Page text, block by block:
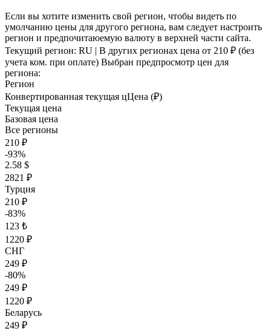
Если вы хотите изменить свой регион, чтобы видеть по
умолчанию цены для другого региона, вам следует настроить
регион и предпочитаюемую валюту в верхней части сайта.
Текущий регион: RU | В других регионах цена от 210 ₽ (без
учета ком. при оплате) Выбран предпросмотр цен для
региона:
Регион
Конвертированная текущая цЦена (₽)
Текущая цена
Базовая цена
Все регионы
210 ₽
-93%
2.58 $
2821 ₽
Турция
210 ₽
-83%
123 ₺
1220 ₽
СНГ
249 ₽
-80%
249 ₽
1220 ₽
Беларусь
249 ₽